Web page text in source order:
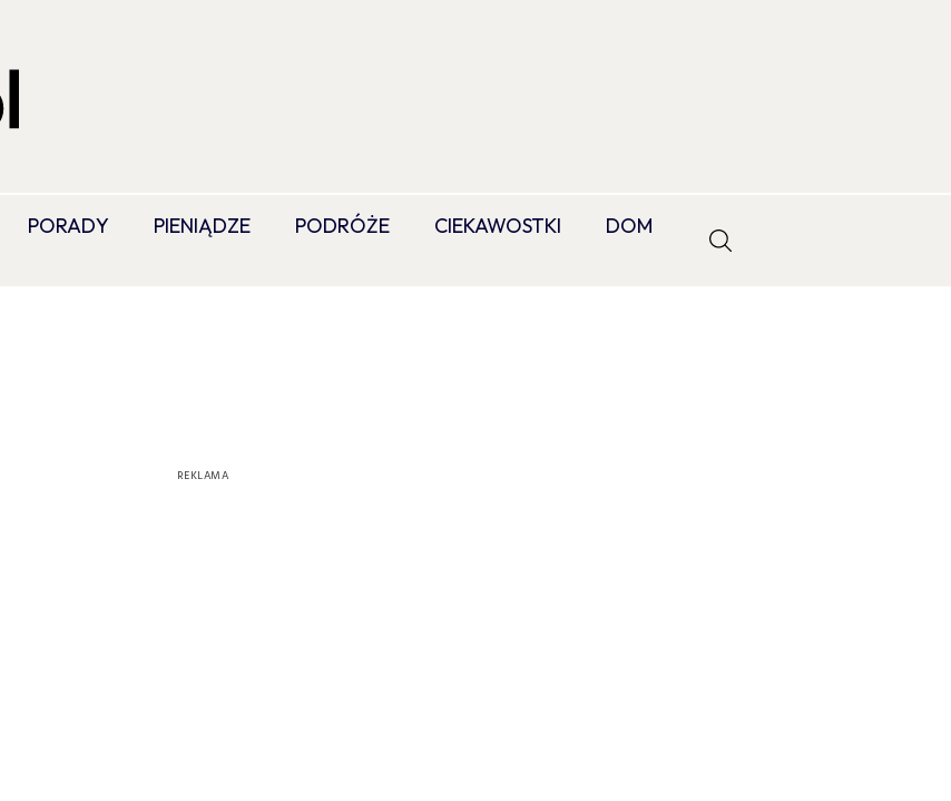
PORADY PIENIĄDZE PODRÓŻE CIEKAWOSTKI DOM